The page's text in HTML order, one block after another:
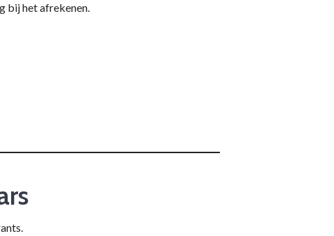
bij het afrekenen.